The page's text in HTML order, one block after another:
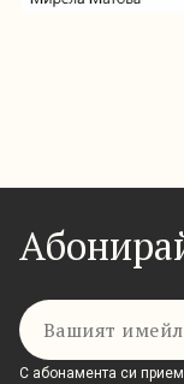
Имейл
С абонамента си